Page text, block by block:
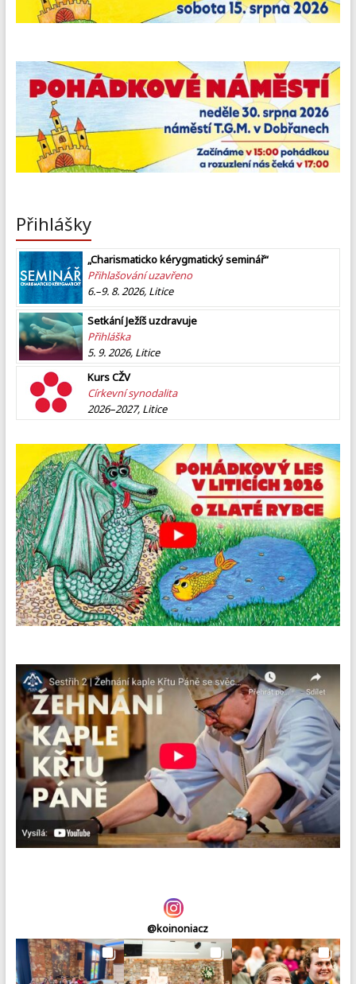
Přihlášky
„Charismaticko kérygmatický seminář“
Přihlašování uzavřeno
6.–9. 8. 2026, Litice
Setkání Ježíš uzdravuje
Přihláška
5. 9. 2026, Litice
Kurs CŽV
Církevní synodalita
2026–2027, Litice
@koinoniacz